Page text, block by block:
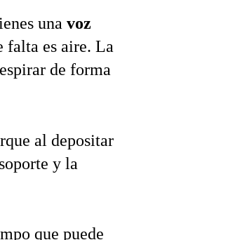
una voz
falta es aire. La
de forma
al depositar
y la
que puede